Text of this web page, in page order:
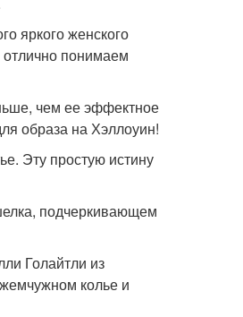
яркого женского
понимаем
чем ее эффектное
образа на Хэллоуин!
Эту простую истину
подчеркивающем
Голайтли из
колье и